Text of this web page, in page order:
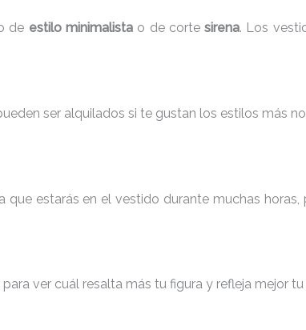
de estilo minimalista o de cortesirena. Los
ser alquilados si te gustan los estilos más
estarás en el vestido durante muchas
ver cuál resalta más tu figura y refleja mejor